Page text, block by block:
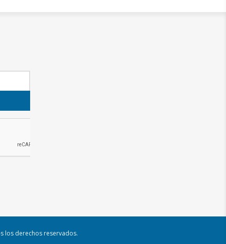
los derechos reservados.